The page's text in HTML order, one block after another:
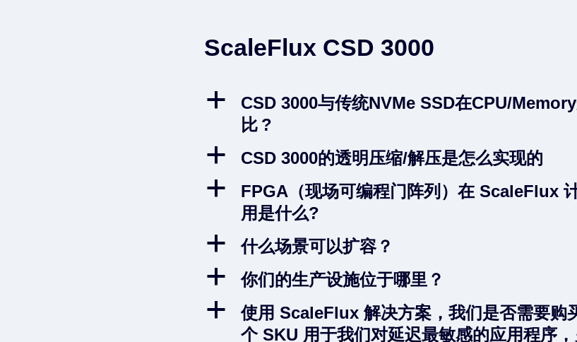
ScaleFlux CSD 3000
a
CSD 3000与传统NVMe SSD在CPU/
比 ?
a CSD 3000的透明压缩/解压是怎么实现的
a
FPGA（现场可编程门阵列）在 ScaleFlux
用是什么?
a 什么场景可以扩容？
a 你们的生产设施位于哪里？
a
使用 ScaleFlux 解决方案，我们是否需要购
个 SKU 用于我们对延迟最敏感的应用程序